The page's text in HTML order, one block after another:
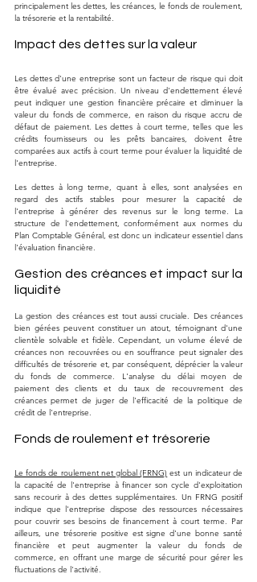
principalement les dettes, les créances, le fonds de roulement,
la trésorerie et la rentabilité.
Impact des dettes sur la valeur
Les dettes d'une entreprise sont un facteur de risque qui doit
être évalué avec précision. Un niveau d'endettement élevé
peut indiquer une gestion financière précaire et diminuer la
valeur du fonds de commerce, en raison du risque accru de
défaut de paiement. Les dettes à court terme, telles que les
crédits fournisseurs ou les prêts bancaires, doivent être
comparées aux actifs à court terme pour évaluer la liquidité de
l'entreprise.
Les dettes à long terme, quant à elles, sont analysées en
regard des actifs stables pour mesurer la capacité de
l'entreprise à générer des revenus sur le long terme. La
structure de l'endettement, conformément aux normes du
Plan Comptable Général, est donc un indicateur essentiel dans
l'évaluation financière.
Gestion des créances et impact sur la
liquidité
La gestion des créances est tout aussi cruciale. Des créances
bien gérées peuvent constituer un atout, témoignant d'une
clientèle solvable et fidèle. Cependant, un volume élevé de
créances non recouvrées ou en souffrance peut signaler des
difficultés de trésorerie et, par conséquent, déprécier la valeur
du fonds de commerce. L'analyse du délai moyen de
paiement des clients et du taux de recouvrement des
créances permet de juger de l'efficacité de la politique de
crédit de l'entreprise.
Fonds de roulement et trésorerie
Le fonds de roulement net global (FRNG) est un indicateur de
la capacité de l'entreprise à financer son cycle d'exploitation
sans recourir à des dettes supplémentaires. Un FRNG positif
indique que l'entreprise dispose des ressources nécessaires
pour couvrir ses besoins de financement à court terme. Par
ailleurs, une trésorerie positive est signe d'une bonne santé
financière et peut augmenter la valeur du fonds de
commerce, en offrant une marge de sécurité pour gérer les
fluctuations de l'activité.